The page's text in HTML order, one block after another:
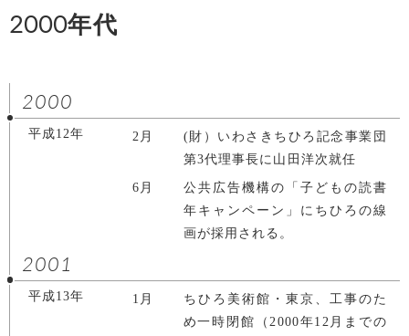
2000年代
2000
平成12年 2月
(財）いわさきちひろ記念事業団
第3代理事長に山田洋次就任
6月
公共広告機構の「子どもの読書
年キャンペーン」にちひろの線
画が採用される。
2001
平成13年 1月
ちひろ美術館・東京、工事のた
め一時閉館（2000年12月までの